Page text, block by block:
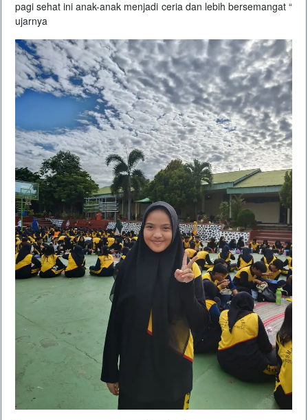
pagi sehat ini anak-anak menjadi ceria dan lebih bersemangat “
ujarnya